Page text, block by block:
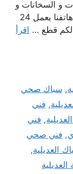
و السخانات و
الفلاتر و غيرها من خدمات السباكة رقم هاتفنا يعمل 24
لكم قطع … اقرأ
, سباك صحي
, فني
, فني
, فني صحي
العديلية,